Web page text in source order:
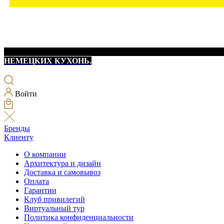
НЕМЕЦКИХ КУХОНЬ.
Войти
Бренды
Клиенту
О компании
Архитектура и дизайн
Доставка и самовывоз
Оплата
Гарантии
Клуб привилегий
Виртуальный тур
Политика конфиденциальности